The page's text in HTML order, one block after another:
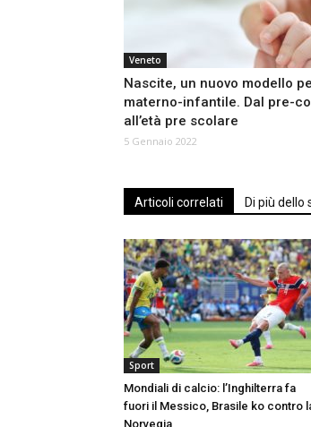
Veneto
Nascite, un nuovo modello
materno-infantile. Dal pre-
all’età pre scolare
5 Gennaio 2022
Articoli correlati Di più dello
Sport
Mondiali di calcio: l’Inghilterra fa
fuori il Messico, Brasile ko contro
Norvegia